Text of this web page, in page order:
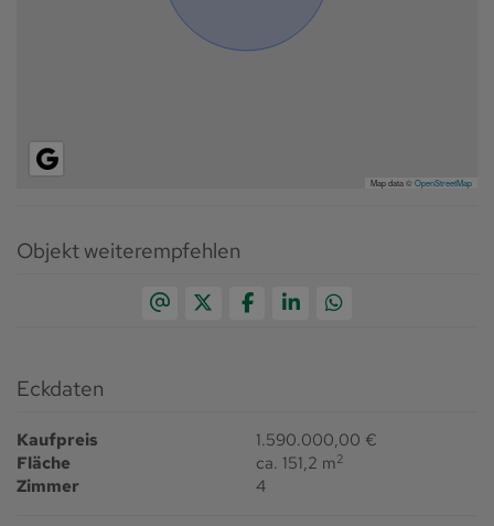
Map data ©OpenStreetMap
Objekt weiterempfehlen
Eckdaten
Kaufpreis
1.590.000,00 €
Fläche
ca. 151,2 m2
Zimmer 4